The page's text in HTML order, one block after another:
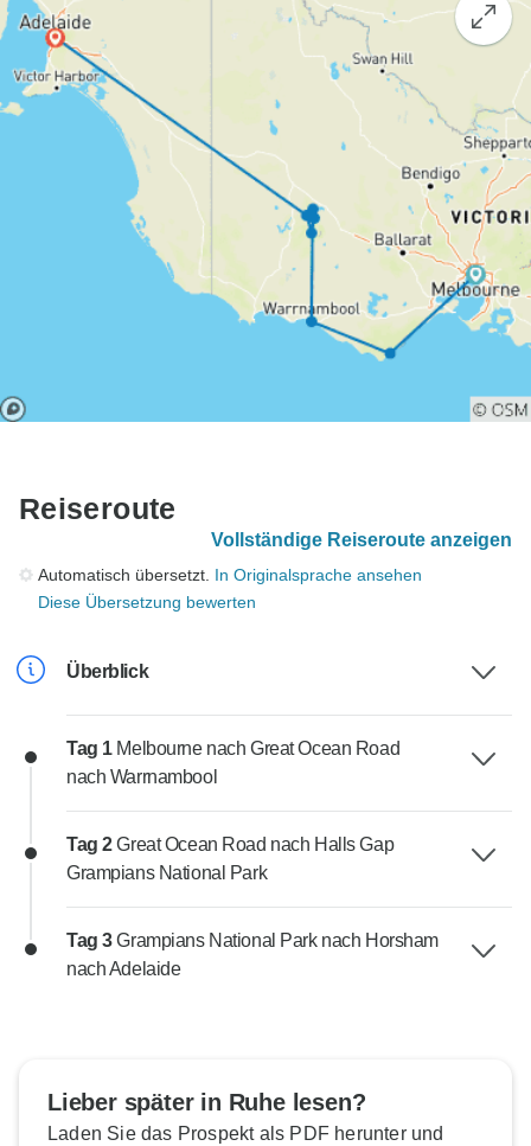
Reiseroute
Vollständige Reiseroute anzeigen
Automatisch übersetzt. In Originalsprache ansehen
Diese Übersetzung bewerten
Überblick
Tag 1 Melbourne nach Great Ocean Road
nach Warrnambool
Tag 2Great Ocean Road nach Halls Gap
Grampians National Park
Tag 3Grampians National Park nach Horsham
nach Adelaide
Lieber später in Ruhe lesen?
Laden Sie das Prospekt als PDF herunter und